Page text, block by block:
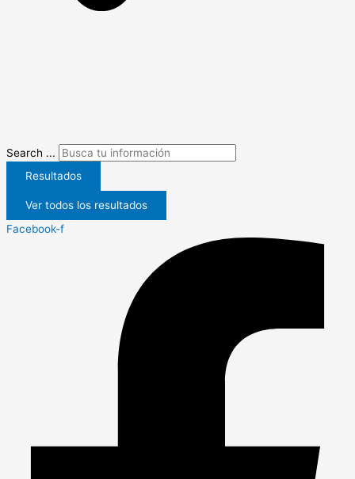
Search ...
Resultados
Ver todos los resultados
Facebook-f